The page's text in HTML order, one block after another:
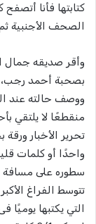
كتابتها فأنا
الصحف الأجنبية
وأقر صديقه جمال
منقطعًا لا يلتقي
تحرير الأخبار
واحدًا أو كلمات
سطوره على مسافة
تتوسط الفراغ
التي يكتبها يوميًا